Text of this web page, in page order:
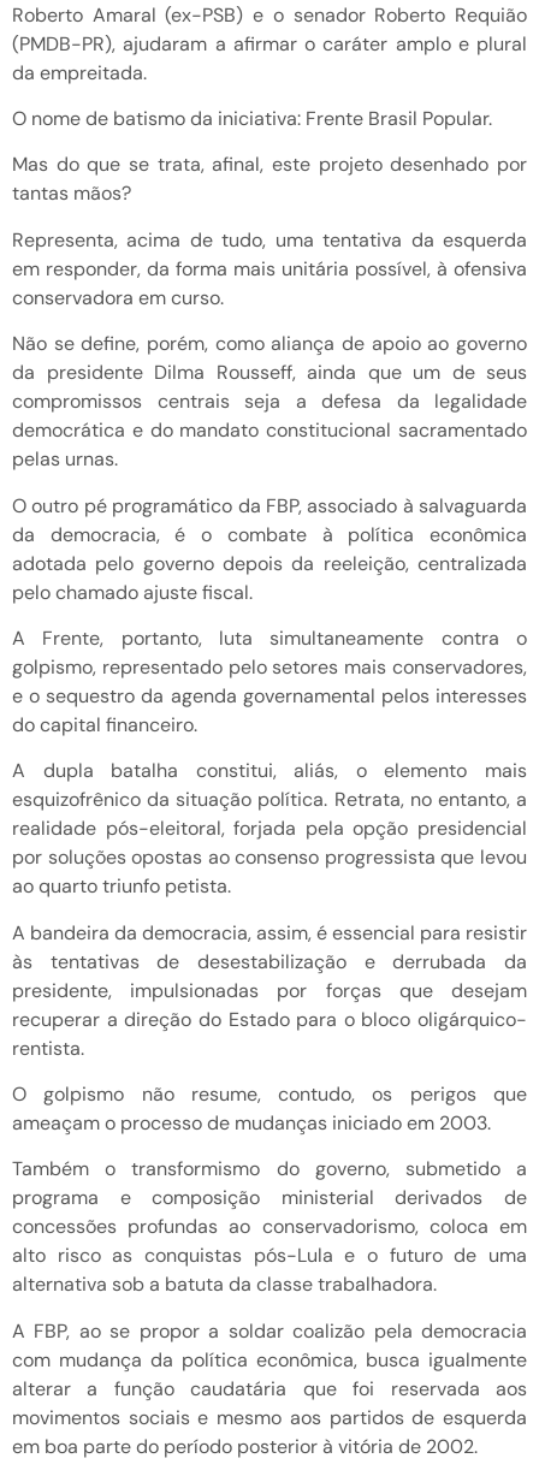
Roberto Amaral (ex-PSB) e o senador Roberto Requião
(PMDB-PR), ajudaram a afirmar o caráter amplo e plural
da empreitada.
O nome de batismo da iniciativa: Frente Brasil Popular.
Mas do que se trata, afinal, este projeto desenhado por
tantas mãos?
Representa, acima de tudo, uma tentativa da esquerda
em responder, da forma mais unitária possível, à ofensiva
conservadora em curso.
Não se define, porém, como aliança de apoio ao governo
da presidente Dilma Rousseff, ainda que um de seus
compromissos centrais seja a defesa da legalidade
democrática e do mandato constitucional sacramentado
pelas urnas.
O outro pé programático da FBP, associado à salvaguarda
da democracia, é o combate à política econômica
adotada pelo governo depois da reeleição, centralizada
pelo chamado ajuste fiscal.
A Frente, portanto, luta simultaneamente contra o
golpismo, representado pelo setores mais conservadores,
e o sequestro da agenda governamental pelos interesses
do capital financeiro.
A dupla batalha constitui, aliás, o elemento mais
esquizofrênico da situação política. Retrata, no entanto, a
realidade pós-eleitoral, forjada pela opção presidencial
por soluções opostas ao consenso progressista que levou
ao quarto triunfo petista.
A bandeira da democracia, assim, é essencial para resistir
às tentativas de desestabilização e derrubada da
presidente, impulsionadas por forças que desejam
recuperar a direção do Estado para o bloco oligárquico-
rentista.
O golpismo não resume, contudo, os perigos que
ameaçam o processo de mudanças iniciado em 2003.
Também o transformismo do governo, submetido a
programa e composição ministerial derivados de
concessões profundas ao conservadorismo, coloca em
alto risco as conquistas pós-Lula e o futuro de uma
alternativa sob a batuta da classe trabalhadora.
A FBP, ao se propor a soldar coalizão pela democracia
com mudança da política econômica, busca igualmente
alterar a função caudatária que foi reservada aos
movimentos sociais e mesmo aos partidos de esquerda
em boa parte do período posterior à vitória de 2002.